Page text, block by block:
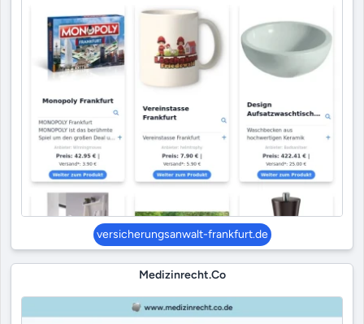
versicherungsanwalt-frankfurt.de
Medizinrecht.co